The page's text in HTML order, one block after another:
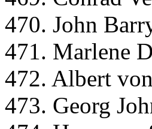
470. John
471. Marlene
472. Albert
473. Georg